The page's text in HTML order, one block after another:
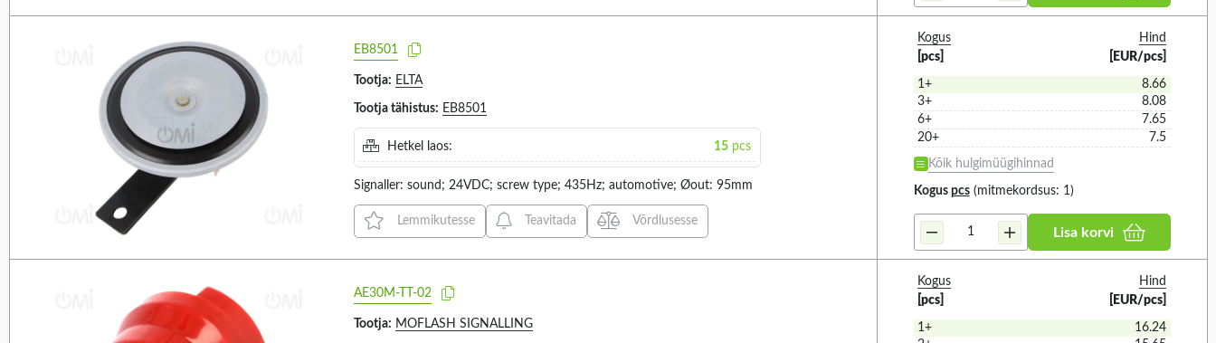
YA80 (1)
YO4IS (1)
Ø168X93MM (2)
Ø219X93MM (1)
Ø230X350MM (3)
EB8501
Tootja: ELTA
Tootja tähistus: EB8501
Hetkel laos: 15pcs
Signaller: sound; 24VDC; screw type; 435Hz; automotive; Øout: 95mm
Lemmikutesse Teavitada Võrdlusesse
Kogus
[pcs]
Hind
[EUR/pcs]
1+
8.66
3+
8.08
6+
7.65
20+
7.5
Kõik hulgimüügihinnad
Kogus pcs(mitmekordsus: 1)
Lisa korvi
AE30M-TT-02
Tootja: MOFLASH SIGNALLING
Kogus
[pcs]
Hind
[EUR/pcs]
1+
16.24